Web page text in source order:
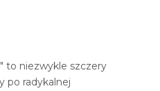
to niezwykle szczery
po radykalnej